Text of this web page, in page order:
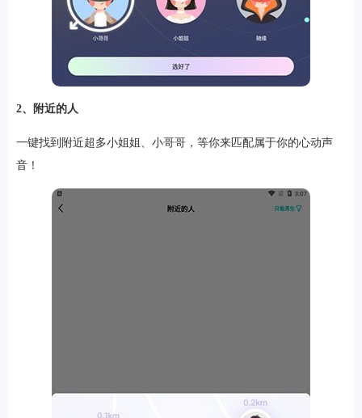
2、附近的人
一键找到附近超多小姐姐、小哥哥，等你来匹配属于你的心动声
音！